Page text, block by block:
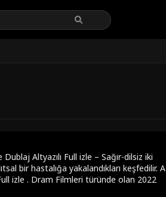
Altyazılı Full izle – Sağır-dilsiz iki
bir hastalığa yakalandıkları keşfedilir. A
izle . Dram Filmleri türünde olan 2022